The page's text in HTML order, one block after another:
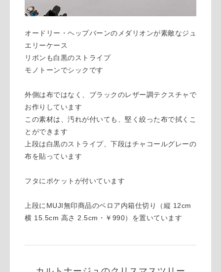
オードリー・ヘップバーンのメダリオンが素敵なジュ
エリーケース
リボンも白黒のストライプ
モノトーンでシックです
外側は布ではなく、ブラックのレザー調テクスチャで
お作りしています
この素材は、汚れが付いても、堅く絞った布で拭くこ
とができます
上段は白黒のストライプ、下段はチャコールグレーの
布を貼っています
フタにポケットが付いています
上段にMUJI無印商品のベロア内箱仕切り（縦 12cm
横 15.5cm 高さ 2.5cm・￥990）を置いています